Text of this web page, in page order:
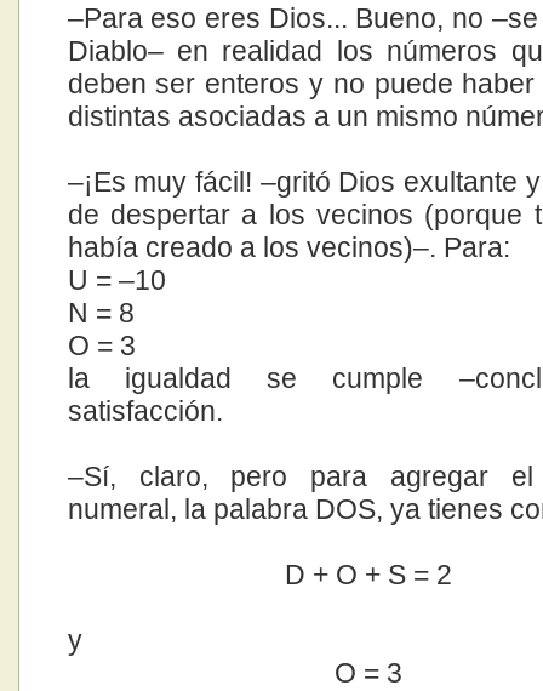
–Para eso eres Dios... Bueno, no
Diablo– en realidad los números
deben ser enteros y no puede
distintas asociadas a un mismo
–¡Es muy fácil! –gritó Dios exultante
de despertar a los vecinos (porque
había creado a los vecinos)–. Para:
U = –10
N = 8
O = 3
la igualdad se cumple
satisfacción.
–Sí, claro, pero para agregar el
numeral, la palabra DOS, ya tienes
D + O + S = 2
y
O = 3